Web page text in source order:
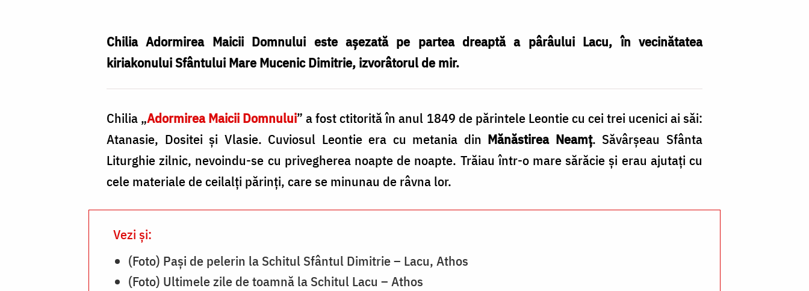
Chilia Adormirea Maicii Domnului este așezată pe partea dreaptă a pârâului Lacu, în vecinătatea
kiriakonului Sfântului Mare Mucenic Dimitrie, izvorâtorul de mir.
Chilia „Adormirea Maicii Domnului” a fost ctitorită în anul 1849 de părintele Leontie cu cei trei ucenici ai săi:
Atanasie, Dositei și Vlasie. Cuviosul Leontie era cu metania din Mănăstirea Neamț. Săvârșeau Sfânta
Liturghie zilnic, nevoindu-se cu privegherea noapte de noapte. Trăiau într-o mare sărăcie și erau ajutați cu
cele materiale de ceilalți părinți, care se minunau de râvna lor.
Vezi și:
(Foto) Pași de pelerin la Schitul Sfântul Dimitrie – Lacu, Athos
(Foto) Ultimele zile de toamnă la Schitul Lacu – Athos